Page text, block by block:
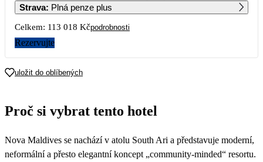
5 6 7
12
58 049
19
62 179
20
75 589
71 839 65 459 66 979 61 639
Strava: Plná penze plus
Celkem: 113 018 Kčpodrobnosti
Rezervujte
uložit do oblíbených
Proč si vybrat tento hotel
Nova Maldives se nachází v atolu South Ari a představuje moderní,
neformální a přesto elegantní koncept „community-minded“ resortu.